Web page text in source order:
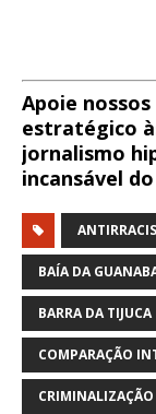
Apoie
estratégico
jornalismo
incansável do
BAÍA DA
BARRA DA TIJUCA
COMPARAÇÃO